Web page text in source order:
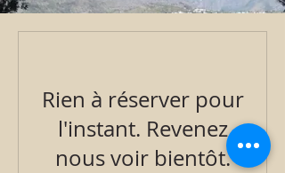
Rien à réserver pour
l'instant. Revenez
nous voir bientôt.